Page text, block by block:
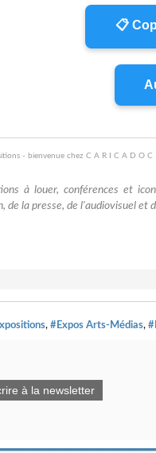
📋
à louer, conférences et
de la presse, de l'audiovisuel et
, #Expos Arts-Médias,
à la newsletter